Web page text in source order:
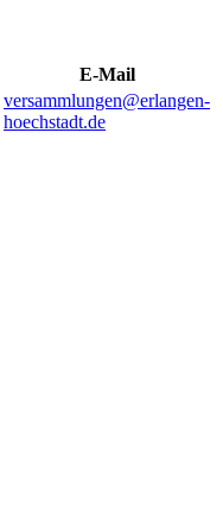
E-Mail
versammlungen@erlangen-
hoechstadt.de